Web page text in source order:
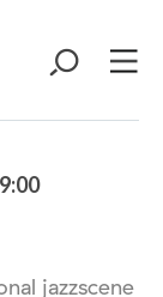
jazzscene